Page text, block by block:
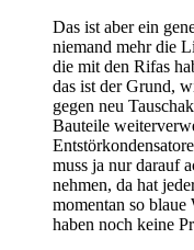
Das ist aber ein
niemand mehr die
die mit den Rifas
das ist der Grund,
gegen neu
Bauteile
muss ja nur darauf
nehmen, da hat
momentan so blaue
haben noch keine